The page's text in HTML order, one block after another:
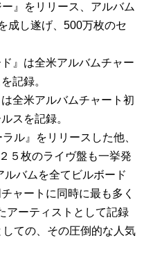
』をリリース、アルバム
成し遂げ、500万枚のセ
』は全米アルバムチャー
記録。
全米アルバムチャート初
スを記録。
ル』をリリースした他、
５枚のライヴ盤も一挙発
バムを全てビルボード
ャートに同時に最も多く
アーティストとして記録
しての、その圧倒的な人気